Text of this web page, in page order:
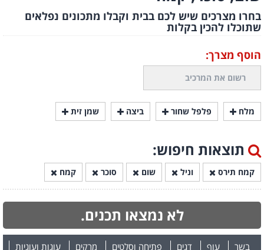
בחרו מצרכים שיש לכם בבית וקבלו מתכונים נפלאים
שתוכלו להכין בקלות
הוסף מצרך:
מלח פלפל שחור ביצה שמן זית
תוצאות חיפוש:
קמח תירס וניל שום סוכר קמח
לא נמצאו תכנים.
בשר עוף דגים פתיחה וסלטים מרקים עוגות ועוגיות